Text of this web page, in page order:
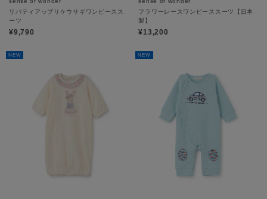
リバティアップリケウサギワンピースス
ーツ
¥9,790
フラワーレースワンピーススーツ【日本
製】
¥13,200
NEW NEW